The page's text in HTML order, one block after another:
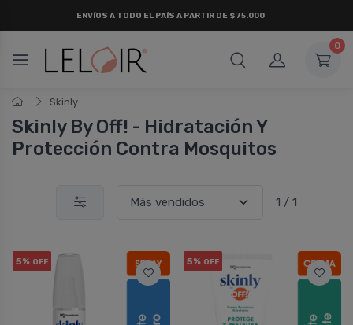
ENVÍOS A TODO EL PAÍS A PARTIR DE $75.000
0
Skinly
Skinly By Off! - Hidratación Y
Protección Contra Mosquitos
1 / 1
5% OFF 5% OFF